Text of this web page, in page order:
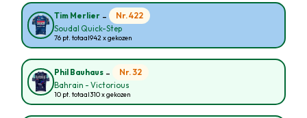
Tim Merlier - Nr. 422
Soudal Quick-Step
76 pt. totaal942 x gekozen
Phil Bauhaus - Nr. 32
Bahrain - Victorious
10 pt. totaal310 x gekozen